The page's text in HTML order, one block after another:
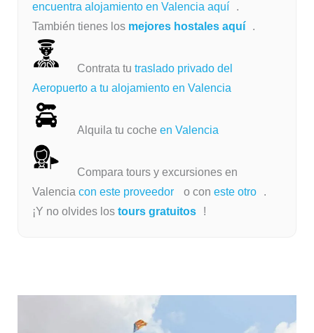
encuentra alojamiento en Valencia aquí
.
También tienes los mejores hostales aquí .
Contrata tu traslado privado del
Aeropuerto a tu alojamiento en Valencia
Alquila tu coche en Valencia
Compara tours y excursiones en
Valencia con este proveedor o con este otro
.
¡Y no olvides los tours gratuitos !